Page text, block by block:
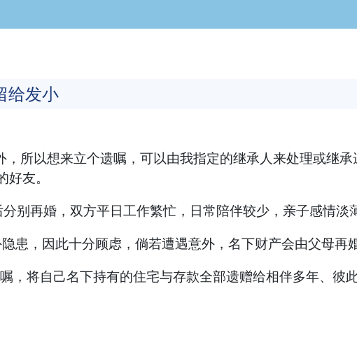
给发小
所以想来立个遗嘱，可以由我指定的继承人来处理或继
友。
再婚，双方平日工作繁忙，日常陪伴较少，亲子感情淡
，因此十分顾虑，倘若遭遇意外，名下财产会由父母再
将自己名下持有的住宅与存款全部遗赠给相伴多年、彼此